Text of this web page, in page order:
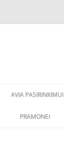
AVIA PASIRINKIMUI
PRAMONEI